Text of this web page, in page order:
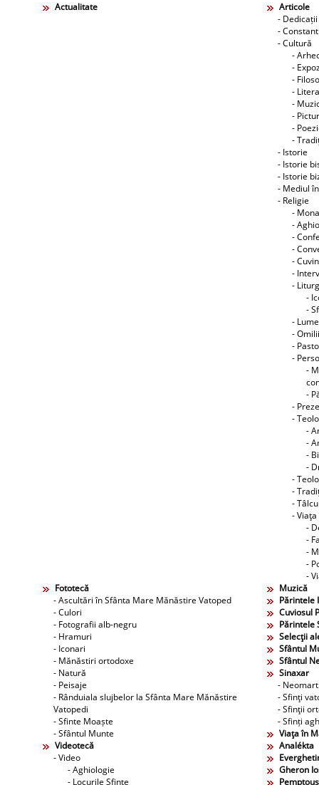
Actualitate
Articole
- Dedicații
-
- Cultură
-
-
-
-
-
-
-
-
- Istorie
- Istorie
- Istorie
- Mediul
- Religie
-
-
-
-
-
-
-
-
-
-
- Omilii
-
-
-
-
-
-
-
-
-
-
-
-
-
-
-
-
-
-
-
Fototecă
- Ascultări în Sfânta Mare Mănăstire Vatoped
- Culori
- Fotografii alb-negru
- Hramuri
- Iconari
- Mănăstiri ortodoxe
- Natură
- Peisaje
- Rânduiala slujbelor la Sfânta Mare Mănăstire
Vatopedi
- Sfinte Moaște
- Sfântul Munte
Muzică
Părintele
Cuviosul
Părintele
Selecţii
Sfântul
Sfântul
Sinaxar
-
- Sfinţi
- Sfinţii
- Sfinți
Viaţa în
Videotecă
- Video
- Aghiologie
- Locurile Sfinte
Analékta
Gheron